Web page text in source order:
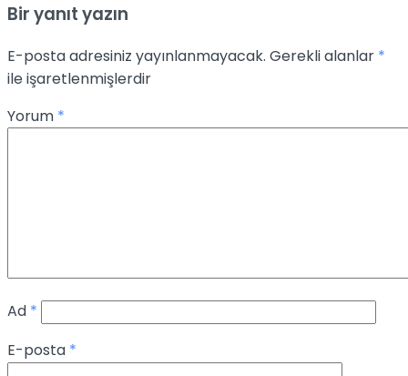
Bir yanıt yazın
E-posta adresiniz yayınlanmayacak. Gerekli alanlar *
ile işaretlenmişlerdir
Yorum *
Ad *
E-posta *